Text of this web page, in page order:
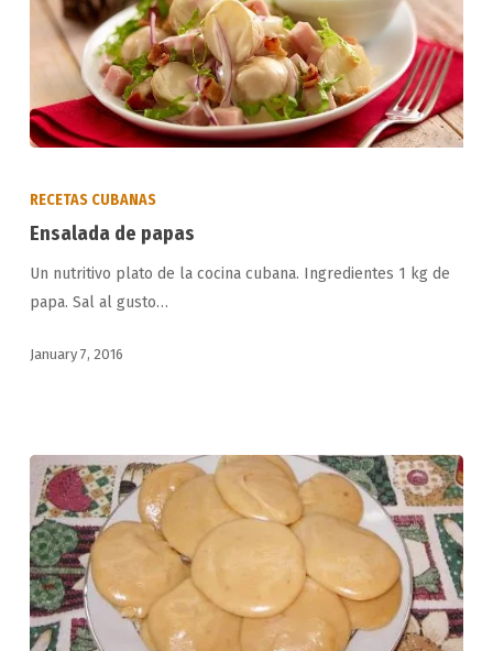
RECETAS CUBANAS
Ensalada de papas
Un nutritivo plato de la cocina cubana. Ingredientes 1 kg de
papa. Sal al gusto…
January 7, 2016